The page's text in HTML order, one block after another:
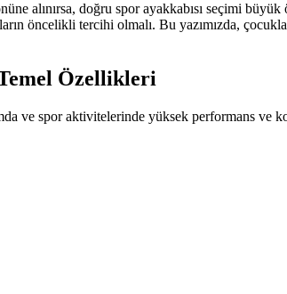
alınırsa, doğru spor ayakkabısı seçimi
öncelikli tercihi olmalı. Bu yazımızda,
Özellikleri
ve spor aktivitelerinde yüksek performans ve